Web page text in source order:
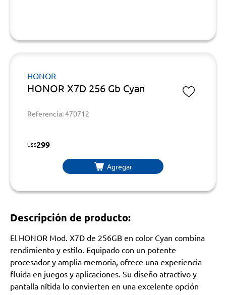
HONOR
HONOR X7D 256 Gb Cyan
Referencia: 470712
U$S299
Agregar
Descripción de producto:
El HONOR Mod. X7D de 256GB en color Cyan combina
rendimiento y estilo. Equipado con un potente
procesador y amplia memoria, ofrece una experiencia
fluida en juegos y aplicaciones. Su diseño atractivo y
pantalla nítida lo convierten en una excelente opción